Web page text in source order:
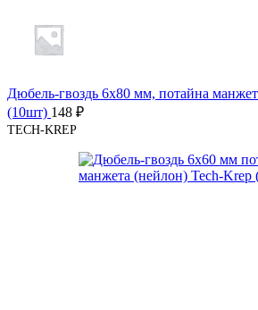
Дюбель-гвоздь 6х80 мм, потайна
(10шт) 148 ₽
TECH-KREP